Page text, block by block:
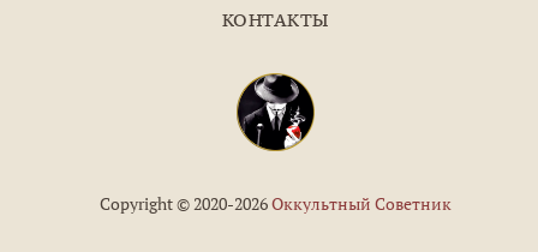
КОНТАКТЫ
Copyright © 2020-2026Оккультный Советник